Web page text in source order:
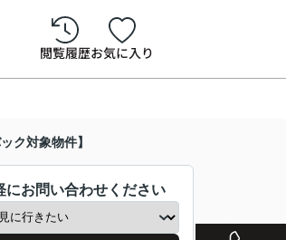
閲覧履歴お気に入り
ク対象物件】
にお問い合わせください